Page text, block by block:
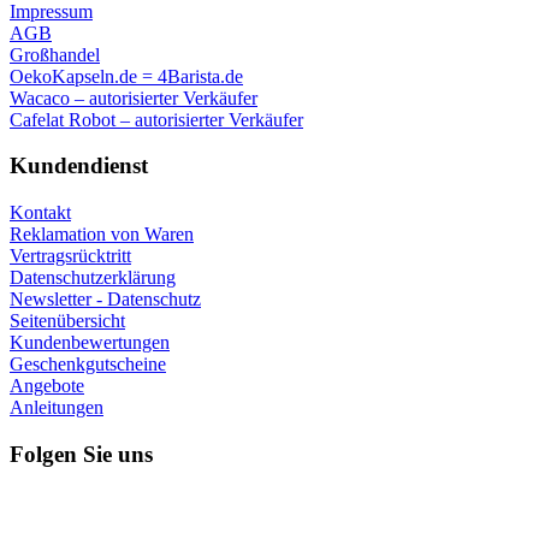
Impressum
AGB
Großhandel
OekoKapseln.de = 4Barista.de
Wacaco – autorisierter Verkäufer
Cafelat Robot – autorisierter Verkäufer
Kundendienst
Kontakt
Reklamation von Waren
Vertragsrücktritt
Datenschutzerklärung
Newsletter - Datenschutz
Seitenübersicht
Kundenbewertungen
Geschenkgutscheine
Angebote
Anleitungen
Folgen Sie uns